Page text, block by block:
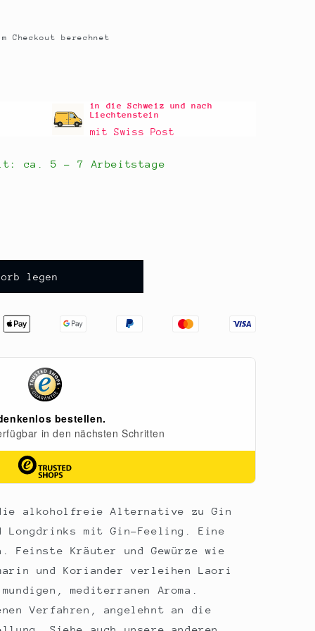
Checkout berechnet
in die Schweiz und nach
Liechtenstein
mit Swiss Post
ca. 5 - 7 Arbeitstage
legen
alkoholfreie Alternative zu Gin
Longdrinks mit Gin-Feeling. Eine
Feinste Kräuter und Gewürze wie
und Koriander verleihen Laori
mediterranen Aroma.
Verfahren, angelehnt an die